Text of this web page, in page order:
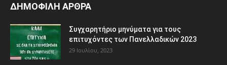
ΔΗΜΟΦΙΛΗ ΑΡΘΡΑ
Συγχαρητήριο μηνύματα για τους
επιτυχόντες των Πανελλαδικών 2023
29 Ιουλίου, 2023